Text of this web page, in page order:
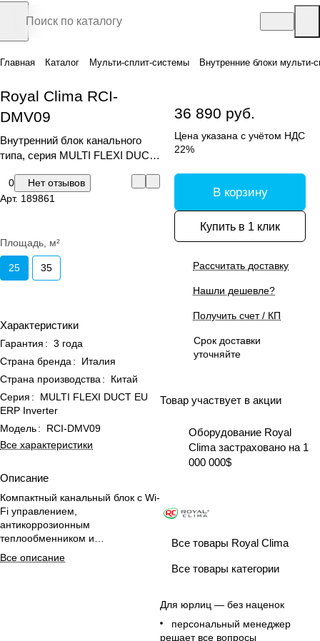
Главная Каталог Мульти-сплит-системы Внутренние блоки мульти-
Royal Clima RCI-
DMV09
Внутренний блок канального
типа, серия MULTI FLEXI DUCT
0
Нет отзывов
Арт. 189861
Площадь, м²
25 35
Характеристики
Гарантия : 3 года
Страна бренда :
Италия
Страна производства :
Китай
Серия :
MULTI FLEXI DUCT EU
ERP Inverter
Модель:
RCI-DMV09
Все характеристики
Описание
Компактный канальный блок с Wi-
Fi управлением,
антикоррозионным
теплообменником и
универсальным монтажом для
эффективного климата в офисах.
Все описание
36 890 руб.
Цена указана с учётом НДС
22%
В корзину
Купить в 1 клик
Рассчитать доставку
Нашли дешевле?
Получить счет / КП
Срок доставки
уточняйте
Товар участвует в акции
Оборудование Royal
Clima застраховано на 1
000 000$
Все товары Royal Clima
Все товары категории
Для юрлиц — без наценок
персональный менеджер
решает все вопросы